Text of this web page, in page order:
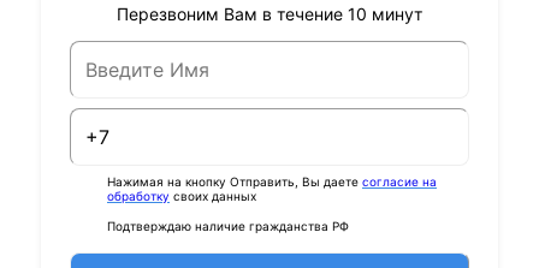
Перезвоним Вам в течение 10 минут
Нажимая на кнопку Отправить, Вы даете согласие на
обработку своих данных
Подтверждаю наличие гражданства РФ